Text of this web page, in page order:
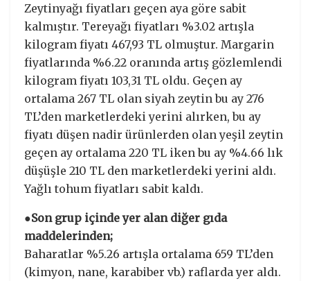
Zeytinyağı fiyatları geçen aya göre sabit
kalmıştır. Tereyağı fiyatları %3.02 artışla
kilogram fiyatı 467,93 TL olmuştur. Margarin
fiyatlarında %6.22 oranında artış gözlemlendi
kilogram fiyatı 103,31 TL oldu. Geçen ay
ortalama 267 TL olan siyah zeytin bu ay 276
TL’den marketlerdeki yerini alırken, bu ay
fiyatı düşen nadir ürünlerden olan yeşil zeytin
geçen ay ortalama 220 TL iken bu ay %4.66 lık
düşüşle 210 TL den marketlerdeki yerini aldı.
Yağlı tohum fiyatları sabit kaldı.
●Son grup içinde yer alan diğer gıda
maddelerinden;
Baharatlar %5.26 artışla ortalama 659 TL’den
(kimyon, nane, karabiber vb.) raflarda yer aldı.